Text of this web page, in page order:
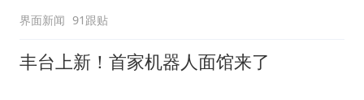
界面新闻 91跟贴
丰台上新！首家机器人面馆来了